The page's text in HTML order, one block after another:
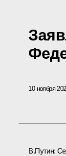
10 ноября
В.Путин: